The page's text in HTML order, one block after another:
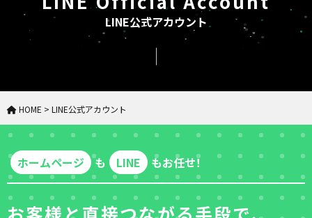
LINE公式アカウント
HOME > LINE公式アカウント
ホームページ も LINE もお任せ！